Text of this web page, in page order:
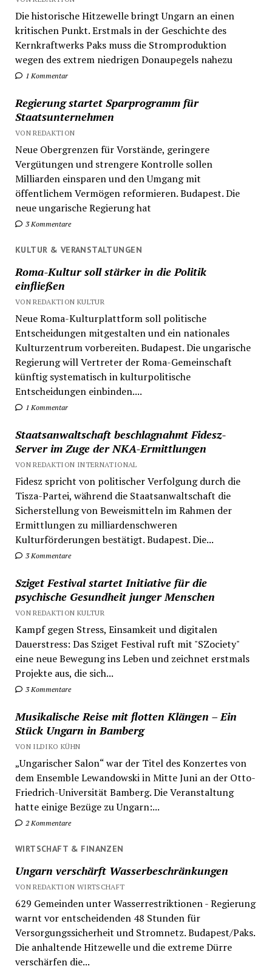
Die historische Hitzewelle bringt Ungarn an einen
kritischen Punkt. Erstmals in der Geschichte des
Kernkraftwerks Paks muss die Stromproduktion
wegen des extrem niedrigen Donaupegels nahezu
1 Kommentar
Regierung startet Sparprogramm für
Staatsunternehmen
VON REDAKTION
Neue Obergrenzen für Vorstände, geringere
Vergütungen und strengere Kontrolle sollen
Milliarden einsparen und den Umgang mit
öffentlichem Vermögen reformieren. Budapest. Die
neue ungarische Regierung hat
3 Kommentare
KULTUR & VERANSTALTUNGEN
Roma-Kultur soll stärker in die Politik
einfließen
VON REDAKTION KULTUR
Neue Roma-Kulturplattform soll politische
Entscheidungen mitgestalten und ein nationales
Kulturzentrum vorbereiten. Budapest. Die ungarische
Regierung will Vertreter der Roma-Gemeinschaft
künftig systematisch in kulturpolitische
Entscheidungen einbinden....
1 Kommentar
Staatsanwaltschaft beschlagnahmt Fidesz-
Server im Zuge der NKA-Ermittlungen
VON REDAKTION INTERNATIONAL
Fidesz spricht von politischer Verfolgung durch die
Tisza-Partei, während die Staatsanwaltschaft die
Sicherstellung von Beweismitteln im Rahmen der
Ermittlungen zu milliardenschweren
Kulturförderungen bestätigt. Budapest. Die...
3 Kommentare
Sziget Festival startet Initiative für die
psychische Gesundheit junger Menschen
VON REDAKTION KULTUR
Kampf gegen Stress, Einsamkeit und digitalen
Dauerstress: Das Sziget Festival ruft mit "SZociety"
eine neue Bewegung ins Leben und zeichnet erstmals
Projekte aus, die sich...
3 Kommentare
Musikalische Reise mit flotten Klängen – Ein
Stück Ungarn in Bamberg
VON ILDIKO KÜHN
„Ungarischer Salon“ war der Titel des Konzertes von
dem Ensemble Lewandowski in Mitte Juni an der Otto-
Friedrich-Universität Bamberg. Die Veranstaltung
hatte einige Bezüge zu Ungarn:...
2 Kommentare
WIRTSCHAFT & FINANZEN
Ungarn verschärft Wasserbeschränkungen
VON REDAKTION WIRTSCHAFT
629 Gemeinden unter Wasserrestriktionen - Regierung
warnt vor entscheidenden 48 Stunden für
Versorgungssicherheit und Stromnetz. Budapest/Paks.
Die anhaltende Hitzewelle und die extreme Dürre
verschärfen die...